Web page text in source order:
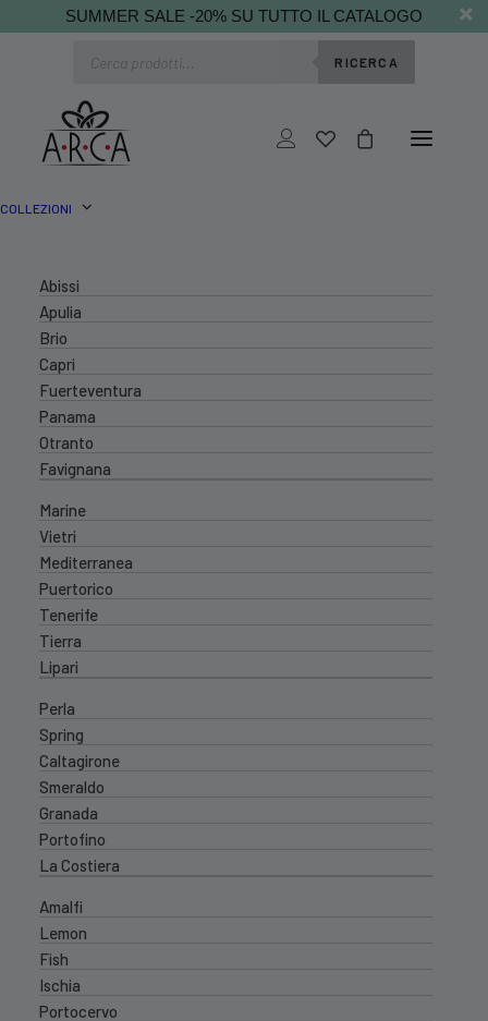
SUMMER SALE -20% SU TUTTO IL CATALOGO
RICERCA
COLLEZIONI
Abissi
Apulia
Brio
Capri
Fuerteventura
Panama
Otranto
Favignana
Marine
Vietri
Mediterranea
Puertorico
Tenerife
Tierra
Lipari
Perla
Spring
Caltagirone
Smeraldo
Granada
Portofino
La Costiera
Amalfi
Lemon
Fish
Ischia
Portocervo